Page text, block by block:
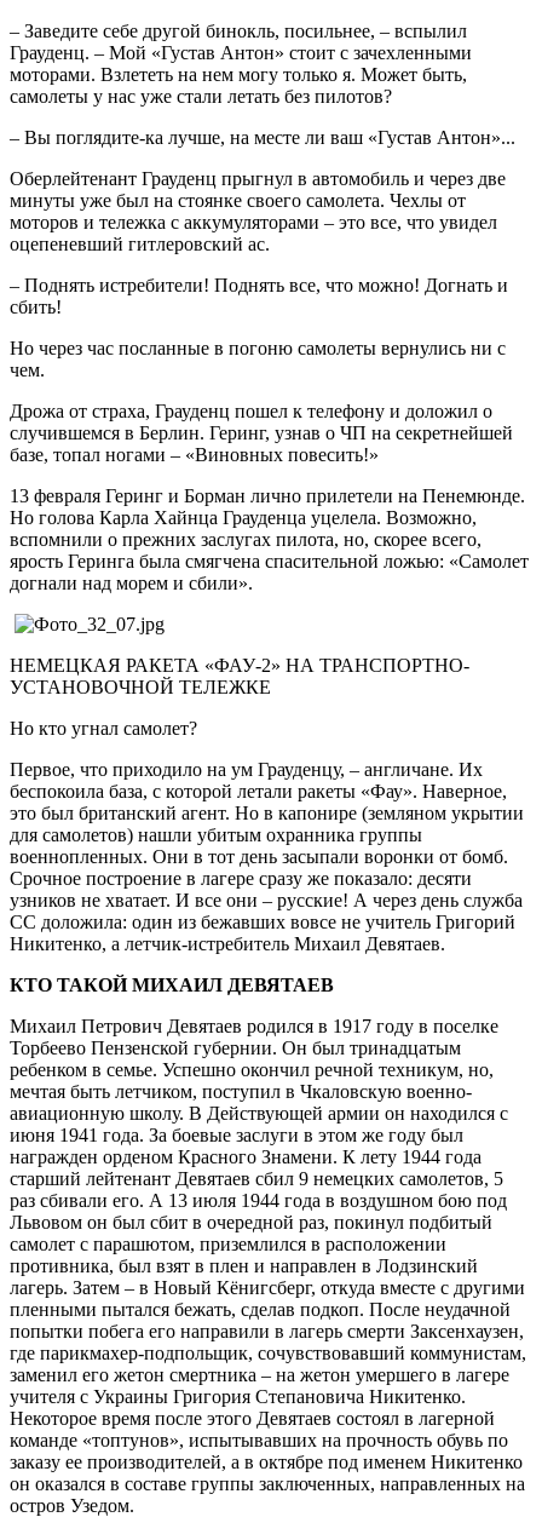
– Заведите себе другой бинокль, посильнее, – вспылил
Грауденц. – Мой «Густав Антон» стоит с зачехленными
моторами. Взлететь на нем могу только я. Может быть,
самолеты у нас уже стали летать без пилотов?
– Вы поглядите-ка лучше, на месте ли ваш «Густав Антон»...
Оберлейтенант Грауденц прыгнул в автомобиль и через две
минуты уже был на стоянке своего самолета. Чехлы от
моторов и тележка с аккумуляторами – это все, что увидел
оцепеневший гитлеровский ас.
– Поднять истребители! Поднять все, что можно! Догнать и
сбить!
Но через час посланные в погоню самолеты вернулись ни с
чем.
Дрожа от страха, Грауденц пошел к телефону и доложил о
случившемся в Берлин. Геринг, узнав о ЧП на секретнейшей
базе, топал ногами – «Виновных повесить!»
13 февраля Геринг и Борман лично прилетели на Пенемюнде.
Но голова Карла Хайнца Грауденца уцелела. Возможно,
вспомнили о прежних заслугах пилота, но, скорее всего,
ярость Геринга была смягчена спасительной ложью: «Самолет
догнали над морем и сбили».
НЕМЕЦКАЯ РАКЕТА «ФАУ-2» НА ТРАНСПОРТНО-
УСТАНОВОЧНОЙ ТЕЛЕЖКЕ
Но кто угнал самолет?
Первое, что приходило на ум Грауденцу, – англичане. Их
беспокоила база, с которой летали ракеты «Фау». Наверное,
это был британский агент. Но в капонире (земляном укрытии
для самолетов) нашли убитым охранника группы
военнопленных. Они в тот день засыпали воронки от бомб.
Срочное построение в лагере сразу же показало: десяти
узников не хватает. И все они – русские! А через день служба
СС доложила: один из бежавших вовсе не учитель Григорий
Никитенко, а летчик-истребитель Михаил Девятаев.
КТО ТАКОЙ МИХАИЛ ДЕВЯТАЕВ
Михаил Петрович Девятаев родился в 1917 году в поселке
Торбеево Пензенской губернии. Он был тринадцатым
ребенком в семье. Успешно окончил речной техникум, но,
мечтая быть летчиком, поступил в Чкаловскую военно-
авиационную школу. В Действующей армии он находился с
июня 1941 года. За боевые заслуги в этом же году был
награжден орденом Красного Знамени. К лету 1944 года
старший лейтенант Девятаев сбил 9 немецких самолетов, 5
раз сбивали его. А 13 июля 1944 года в воздушном бою под
Львовом он был сбит в очередной раз, покинул подбитый
самолет с парашютом, приземлился в расположении
противника, был взят в плен и направлен в Лодзинский
лагерь. Затем – в Новый Кёнигсберг, откуда вместе с другими
пленными пытался бежать, сделав подкоп. После неудачной
попытки побега его направили в лагерь смерти Заксенхаузен,
где парикмахер-подпольщик, сочувствовавший коммунистам,
заменил его жетон смертника – на жетон умершего в лагере
учителя с Украины Григория Степановича Никитенко.
Некоторое время после этого Девятаев состоял в лагерной
команде «топтунов», испытывавших на прочность обувь по
заказу ее производителей, а в октябре под именем Никитенко
он оказался в составе группы заключенных, направленных на
остров Узедом.